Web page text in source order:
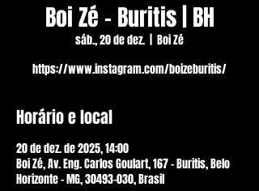
Boi Zé - Buritis | BH
sáb., 20 de dez.
Boi Zé
https://www.instagram.com/boizeburitis/
Horário e local
20 de dez. de 2025, 14:00
Boi Zé, Av. Eng. Carlos Goulart, 167 - Buritis, Belo
Horizonte - MG, 30493-030, Brasil